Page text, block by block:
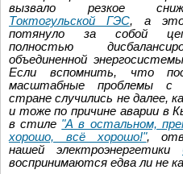
вызвало резкое
Токтогульской ГЭС, а
потянуло за собой
полностью
объединенной
Если вспомнить, что
масштабные проблемы с
стране случились не далее,
и тоже по причине аварии в
в стиле "А в остальном,
хорошо, всё хорошо!",
нашей электроэнергетики
воспринимаются едва ли не